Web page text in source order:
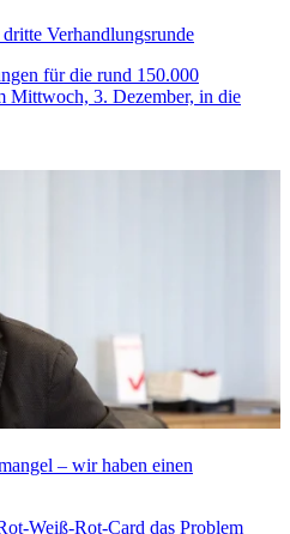
Verhandlungsrunde
für die rund 150.000
Mittwoch, 3. Dezember, in die
– wir haben einen
Weiß-Rot-Card das Problem